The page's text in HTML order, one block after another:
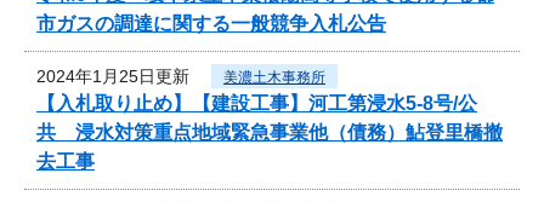
市ガスの調達に関する一般競争入札公告
2024年1月25日更新 美濃土木事務所
【入札取り止め】【建設工事】河工第浸水5-8号/公
共 浸水対策重点地域緊急事業他（債務）鮎登里橋撤
去工事